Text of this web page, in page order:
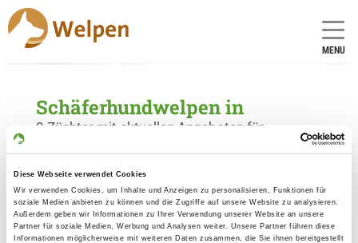
Diese Webseite verwendet Cookies
Wir verwenden Cookies, um Inhalte und Anzeigen zu personalisieren, Funktionen für
soziale Medien anbieten zu können und die Zugriffe auf unsere Website zu analysieren.
Außerdem geben wir Informationen zu Ihrer Verwendung unserer Website an unsere
Partner für soziale Medien, Werbung und Analysen weiter. Unsere Partner führen diese
Informationen möglicherweise mit weiteren Daten zusammen, die Sie ihnen bereitgestellt
MENU
Schäferhundwelpen in
0 Züchter mit aktuellen Angeboten für